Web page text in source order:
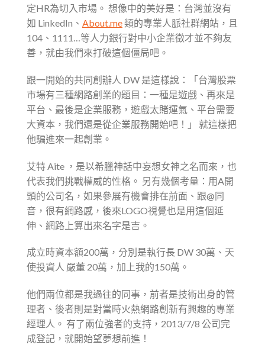
定HR為切入市場。 想像中的美好是：台灣並沒有
如 LinkedIn、 About.me類的專業人脈社群網站，且
104、1111…等人力銀行對中小企業徵才並不夠友
善，就由我們來打破這個僵局吧。
跟一開始的共同創辦人 DW 是這樣說：「台灣股票
市場有三種網路創業的題目：一種是遊戲、再來是
平台、最後是企業服務，遊戲太賭運氣、平台需要
大資本，我們還是從企業服務開始吧！」 就這樣把
他騙進來一起創業。
艾特 Aite ，是以希臘神話中妄想女神之名而來，也
代表我們挑戰權威的性格。 另有幾個考量：用A開
頭的公司名，如果參展有機會排在前面、跟@同
音，很有網路感，後來LOGO視覺也是用這個延
伸、網路上算出來名字是吉。
成立時資本額200萬，分別是執行長 DW 30萬、天
使投資人 嚴董 20萬，加上我的150萬。
他們兩位都是我過往的同事，前者是技術出身的管
理者、後者則是對當時火熱網路創新有興趣的專業
經理人。 有了兩位強者的支持，2013/7/8 公司完
成登記，就開始望夢想前進！